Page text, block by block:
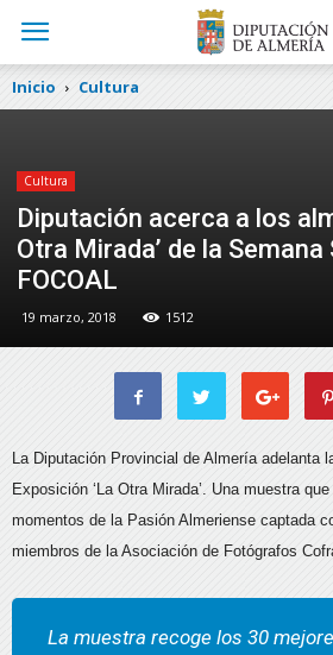
Inicio Cultura
Cultura
Diputación acerca a los
Otra Mirada’ de la Semana
FOCOAL
19 marzo, 2018 1512
La Diputación Provincial de Almería adelanta
Exposición ‘La Otra Mirada’. Una muestra
momentos de la Pasión Almeriense captada
miembros de la Asociación de Fotógrafos
La muestra recoge los 30